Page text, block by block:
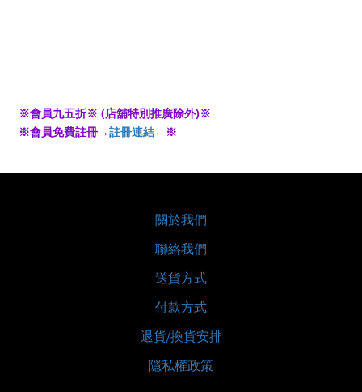
※會員九五折※ (店舖特別推廣除外)※
※會員免費註冊→註冊連結←※
關於我們
聯絡我們
送貨方式
付款方式
退貨/換貨安排
隱私權政策